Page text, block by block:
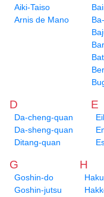
Aiki-Taiso
Arnis de Mano
D
Da-cheng-quan
Da-sheng-quan
Ditang-quan
E
G
Goshin-do
Goshin-jutsu
H